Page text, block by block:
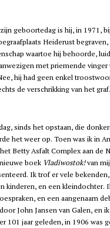
geboortedag is hij, in 1971,
Heiderust
waartoe hij behoorde,
met priemende vinger
hij had geen enkel
de verschrikking van het graf.
sinds het opstaan, die
het weer op. Toen was ik in
Betty Asfalt Complex aan de
boek Vladiwostok!van
Ik trof er vele
kinderen, en een kleindochter.
en een aangenaam
John Jansen van Galen, en
101 jaar geleden, in 1906 was